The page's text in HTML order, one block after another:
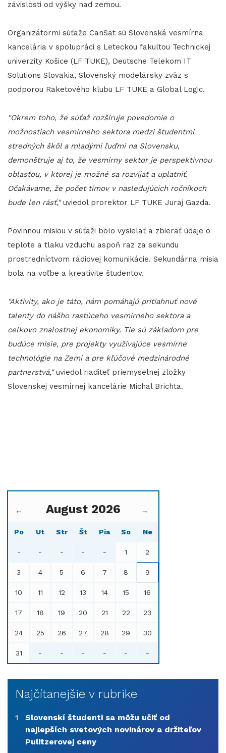
závislosti od výšky nad zemou.
Organizátormi súťaže CanSat sú Slovenská vesmírna
kancelária v spolupráci s Leteckou fakultou Technickej
univerzity Košice (LF TUKE), Deutsche Telekom IT
Solutions Slovakia, Slovenský modelársky zväz s
podporou Raketového klubu LF TUKE a Global Logic.
"Okrem toho, že súťaž rozširuje povedomie o
možnostiach vesmírneho sektora medzi študentmi
stredných škôl a mladými ľuďmi na Slovensku,
demonštruje aj to, že vesmírny sektor je perspektívnou
oblasťou, v ktorej je možné sa rozvíjať a uplatniť.
Očakávame, že počet tímov v nasledujúcich ročníkoch
bude len rásť,"uviedol prorektor LF TUKE Juraj Gazda.
Povinnou misiou v súťaži bolo vysielať a zbierať údaje o
teplote a tlaku vzduchu aspoň raz za sekundu
prostredníctvom rádiovej komunikácie. Sekundárna misia
bola na voľbe a kreativite študentov.
"Aktivity, ako je táto, nám pomáhajú pritiahnuť nové
talenty do nášho rastúceho vesmírneho sektora a
celkovo znalostnej ekonomiky. Tie sú základom pre
budúce misie, pre projekty využívajúce vesmírne
technológie na Zemi a pre kľúčové medzinárodné
partnerstvá,"uviedol riaditeľ priemyselnej zložky
Slovenskej vesmírnej kancelárie Michal Brichta.
← August 2026 →
Po Ut Str Št Pia So Ne
- - - - - 1 2
3 4 5 6 7 8 9
10 11 12 13 14 15 16
17 18 19 20 21 22 23
24 25 26 27 28 29 30
31 - - - - - -
Najčítanejšie v rubrike
1
Slovenskí študenti sa môžu učiť od
najlepších svetových novinárov a držiteľov
Pulitzerovej ceny